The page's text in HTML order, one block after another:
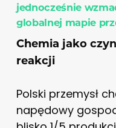
jednocześnie
globalnej mapie
Chemia jako
reakcji
Polski przemysł
napędowy